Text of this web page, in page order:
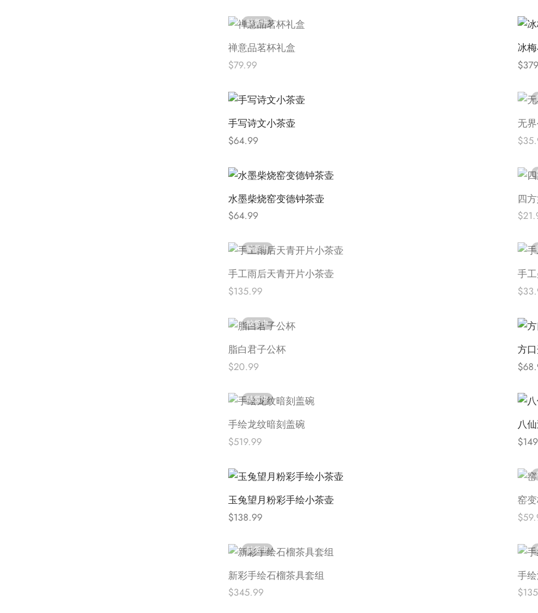
缺货中
禅意品茗杯礼盒
$79.99
冰
$
手写诗文小茶壶
$64.99
无
$
水墨柴烧窑变德钟茶壶
$64.99
四
$
缺货中
手工雨后天青开片小茶壶
$135.99
手
$
缺货中
脂白君子公杯
$20.99
方
$
缺货中
手绘龙纹暗刻盖碗
$519.99
八
$
玉兔望月粉彩手绘小茶壶
$138.99
窑
$
缺货中
新彩手绘石榴茶具套组
$345.99
手
$